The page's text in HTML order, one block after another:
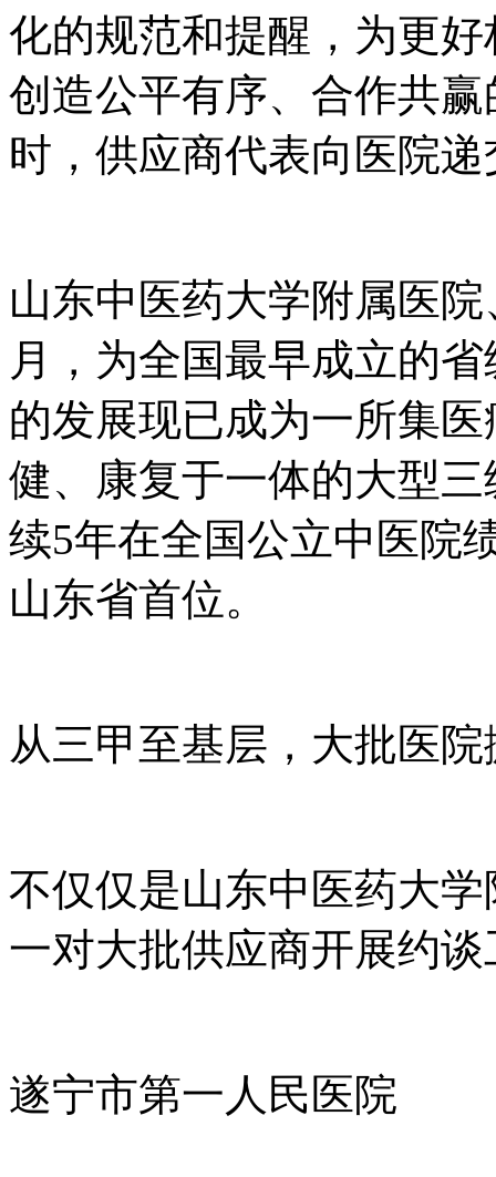
化的规范和提醒，为更好
创造公平有序、合作共
时，供应商代表向医院
山东中医药大学附属医
月，为全国最早成立的
的发展现已成为一所集
健、康复于一体的大型
续5年在全国公立中医院
山东省首位。
从三甲至基层，大批医
不仅仅是山东中医药大
一对大批供应商开展约谈
遂宁市第一人民医院